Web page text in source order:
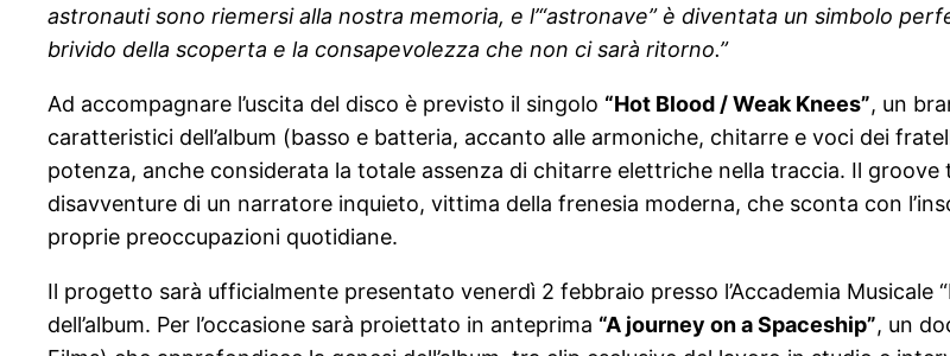
astronauti sono riemersi alla nostra memoria, e l’“astronave” è diventata un simbolo
brivido della scoperta e la consapevolezza che non ci sarà ritorno.”
Ad accompagnare l’uscita del disco è previsto il singolo “Hot Blood / Weak Knees”, un
caratteristici dell’album (basso e batteria, accanto alle armoniche, chitarre e voci dei
potenza, anche considerata la totale assenza di chitarre elettriche nella traccia. Il
disavventure di un narratore inquieto, vittima della frenesia moderna, che sconta con
proprie preoccupazioni quotidiane.
Il progetto sarà ufficialmente presentato venerdì 2 febbraio presso l’Accademia Musicale
dell’album. Per l’occasione sarà proiettato in anteprima “A journey on a Spaceship”, un